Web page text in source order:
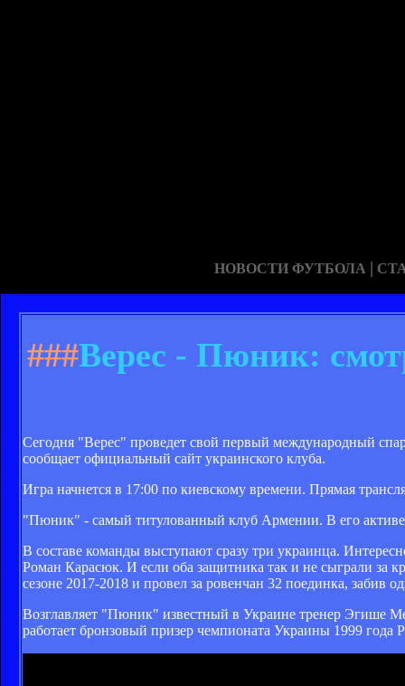
НОВОСТИ ФУТБОЛА |
###Верес - Пюник:
Сегодня "Верес" проведет свой первый международный
сообщает официальный сайт украинского клуба.
Игра начнется в 17:00 по киевскому времени. Прямая
"Пюник" - самый титулованный клуб Армении. В его
В составе команды выступают сразу три украинца.
Роман Карасюк. И если оба защитника так и не сыграли за
сезоне 2017-2018 и провел за ровенчан 32 поединка, забив
Возглавляет "Пюник" известный в Украине тренер Эгише
работает бронзовый призер чемпионата Украины 1999